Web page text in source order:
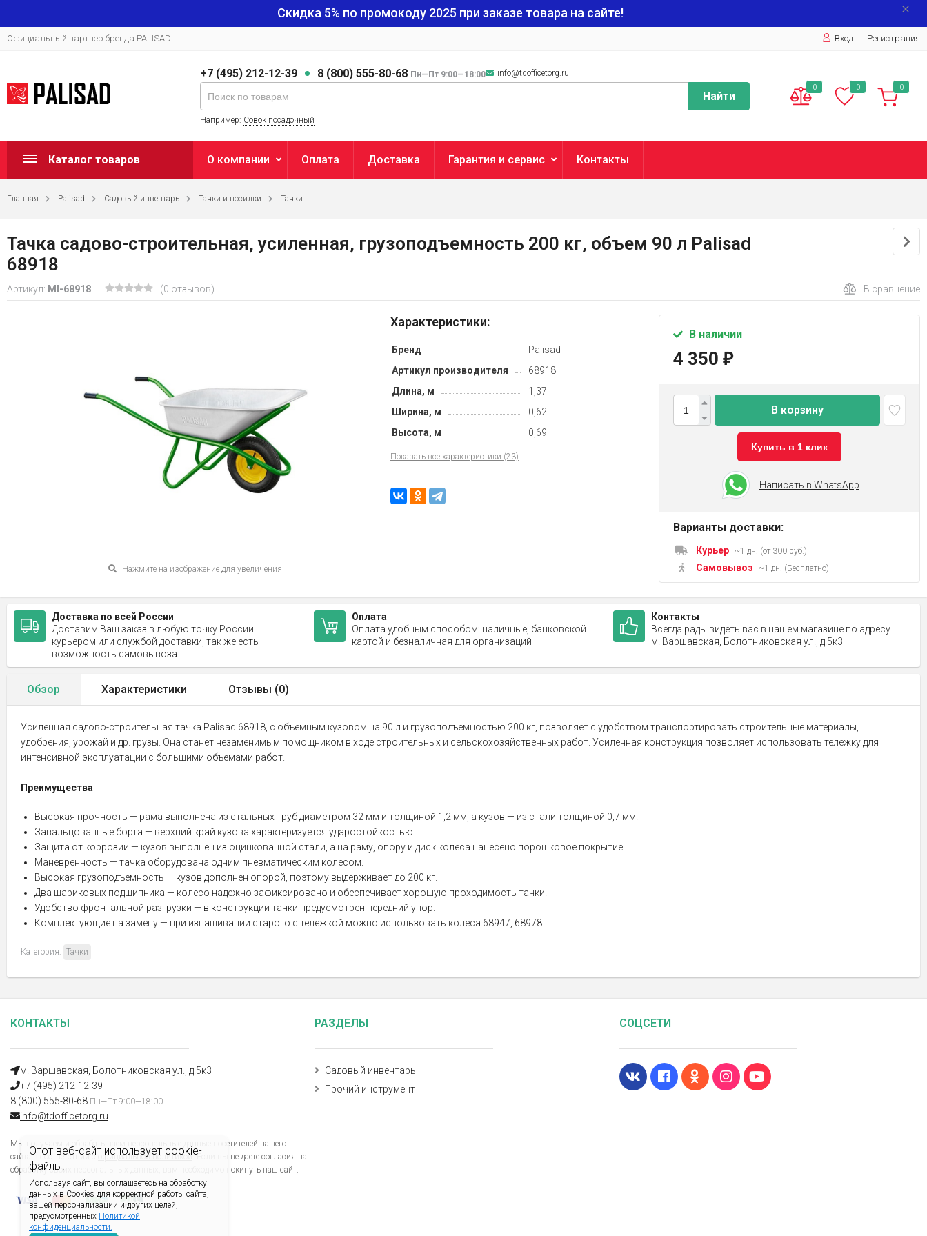
Этот веб-сайт использует cookie-
файлы.
Используя сайт, вы соглашаетесь на обработку
данных в Cookies для корректной работы сайта,
вашей персонализации и других целей,
предусмотренных Политикой
конфиденциальности.
Скидка 5% по промокоду 2025 при заказе товара на сайте!
Официальный партнер бренда PALISAD Вход Регистрация
+7 (495) 212-12-39 8 (800) 555-80-68 Пн—Пт 9:00—18:00 info@tdofficetorg.ru
Найти
Например: Совок посадочный
0 0 0
Каталог товаров О компании Оплата Доставка Гарантия и сервис Контакты
Главная Palisad Садовый инвентарь Тачки и носилки Тачки
Тачка садово-строительная, усиленная, грузоподъемность 200 кг, объем 90 л Palisad
68918
Артикул: MI-68918 (0 отзывов) В сравнение
Нажмите на изображение для увеличения
Характеристики:
Бренд
Palisad
Артикул производителя
68918
Длина, м
1,37
Ширина, м
0,62
Высота, м
0,69
Показать все характеристики (23)
В наличии
4 350 ₽
В корзину
Купить в 1 клик
Написать в WhatsApp
Варианты доставки:
Курьер ~1 дн. (от 300 руб.)
Самовывоз ~1 дн. (Бесплатно)
Доставка по всей России
Доставим Ваш заказ в любую точку России
курьером или службой доставки, так же есть
возможность самовывоза
Оплата
Оплата удобным способом: наличные, банковской
картой и безналичная для организаций
Контакты
Всегда рады видеть вас в нашем магазине по адресу
м. Варшавская, Болотниковская ул., д.5к3
Обзор Характеристики Отзывы (0)
Усиленная садово-строительная тачка Palisad 68918, с объемным кузовом на 90 л и грузоподъемностью 200 кг, позволяет с удобством транспортировать строительные материалы,
удобрения, урожай и др. грузы. Она станет незаменимым помощником в ходе строительных и сельскохозяйственных работ. Усиленная конструкция позволяет использовать тележку для
интенсивной эксплуатации с большими объемами работ.
Преимущества
Высокая прочность — рама выполнена из стальных труб диаметром 32 мм и толщиной 1,2 мм, а кузов — из стали толщиной 0,7 мм.
Завальцованные борта — верхний край кузова характеризуется ударостойкостью.
Защита от коррозии — кузов выполнен из оцинкованной стали, а на раму, опору и диск колеса нанесено порошковое покрытие.
Маневренность — тачка оборудована одним пневматическим колесом.
Высокая грузоподъемность — кузов дополнен опорой, поэтому выдерживает до 200 кг.
Два шариковых подшипника — колесо надежно зафиксировано и обеспечивает хорошую проходимость тачки.
Удобство фронтальной разгрузки — в конструкции тачки предусмотрен передний упор.
Комплектующие на замену — при изнашивании старого с тележкой можно использовать колеса 68947, 68978.
Категория: Тачки
КОНТАКТЫ
м. Варшавская, Болотниковская ул., д.5к3
+7 (495) 212-12-39
8 (800) 555-80-68 Пн—Пт 9:00—18:00
info@tdofficetorg.ru
Мы получаем и обрабатываем персональные данные посетителей нашего
сайта в соответствии с официальной политикой. Если вы не даете согласия на
обработку своих персональных данных, вам необходимо покинуть наш сайт.
РАЗДЕЛЫ
Садовый инвентарь
Прочий инструмент
СОЦСЕТИ